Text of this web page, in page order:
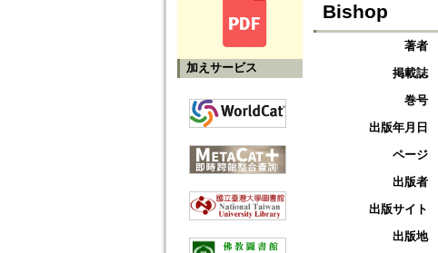
加えサービス
Bishop
著者
掲載誌
巻号
出版年月日
ページ
出版者
出版サイト
出版地